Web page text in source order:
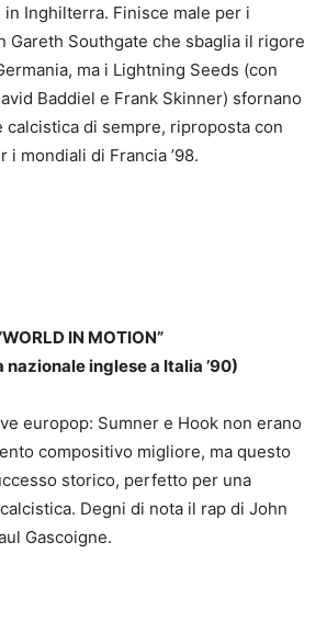
Inghilterra. Finisce male per i
Gareth Southgate che sbaglia il rigore
ma i Lightning Seeds (con
Baddiel e Frank Skinner) sfornano
calcistica di sempre, riproposta con
i mondiali di Francia ’98.
IN MOTION”
inglese a Italia ’90)
europop: Sumner e Hook non erano
compositivo migliore, ma questo
storico, perfetto per una
Degni di nota il rap di John
Gascoigne.